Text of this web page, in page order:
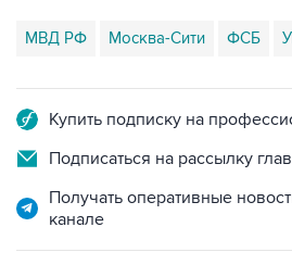
МВД РФ Москва-Сити ФСБ
Купить подписку на
Подписаться на рассылку
Получать оперативные
канале